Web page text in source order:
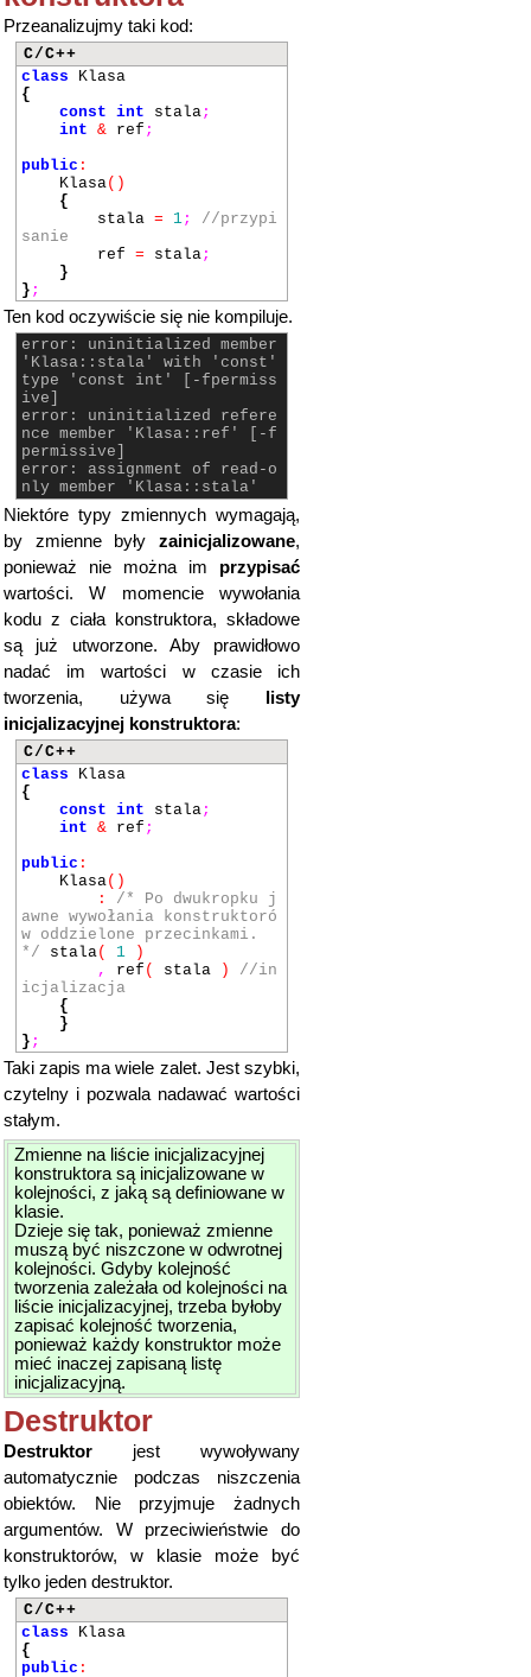
Przeanalizujmy taki kod:
C/C++
class Klasa
{
const int stala;
int & ref ;
public :
Klasa()
{
stala = 1;
//przypi
sanie
ref = stala;
}
} ;
Ten kod oczywiście się nie kompiluje.
error: uninitialized member
'Klasa::stala' with 'const'
type 'const int' [-fpermiss
ive]
error: uninitialized refere
nce member 'Klasa::ref' [-f
permissive]
error: assignment of read-o
nly member 'Klasa::stala'
Niektóre typy zmiennych wymagają,
by zmienne były zainicjalizowane,
ponieważ nie można im przypisać
wartości. W momencie wywołania
kodu z ciała konstruktora, składowe
są już utworzone. Aby prawidłowo
nadać im wartości w czasie ich
tworzenia, używa się
listy
inicjalizacyjnej konstruktora:
C/C++
class Klasa
{
const int stala;
int & ref ;
public :
Klasa()
:
/* Po dwukropku j
awne wywołania konstruktoró
w oddzielone przecinkami.
*/ stala( 1
)
,
ref ( stala )
//in
icjalizacja
{
}
} ;
Taki zapis ma wiele zalet. Jest szybki,
czytelny i pozwala nadawać wartości
stałym.
Zmienne na liście inicjalizacyjnej
konstruktora są inicjalizowane w
kolejności, z jaką są definiowane w
klasie.
Dzieje się tak, ponieważ zmienne
muszą być niszczone w odwrotnej
kolejności. Gdyby kolejność
tworzenia zależała od kolejności na
liście inicjalizacyjnej, trzeba byłoby
zapisać kolejność tworzenia,
ponieważ każdy konstruktor może
mieć inaczej zapisaną listę
inicjalizacyjną.
Destruktor
Destruktor jest wywoływany
automatycznie podczas niszczenia
obiektów. Nie przyjmuje żadnych
argumentów. W przeciwieństwie do
konstruktorów, w klasie może być
tylko jeden destruktor.
C/C++
class Klasa
{
public :